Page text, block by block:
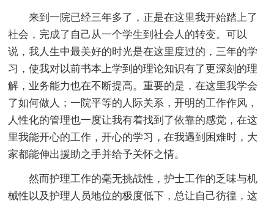
来到一院已经三年多了，正是在这里我开始踏上了
社会，完成了自己从一个学生到社会人的转变。可以
说，我人生中最美好的时光是在这里度过的，三年的学
习，使我对以前书本上学到的理论知识有了更深刻的理
解，业务能力也在不断提高。重要的是，在这里我学会
了如何做人；一院平等的人际关系，开明的工作作风，
人性化的管理也一度让我有着找到了依靠的感觉，在这
里我能开心的工作，开心的学习，在我遇到困难时，大
家都能伸出援助之手并给予关怀之情。
然而护理工作的毫无挑战性，护士工作的乏味与机
械性以及护理人员地位的极度低下，总让自己彷徨，这